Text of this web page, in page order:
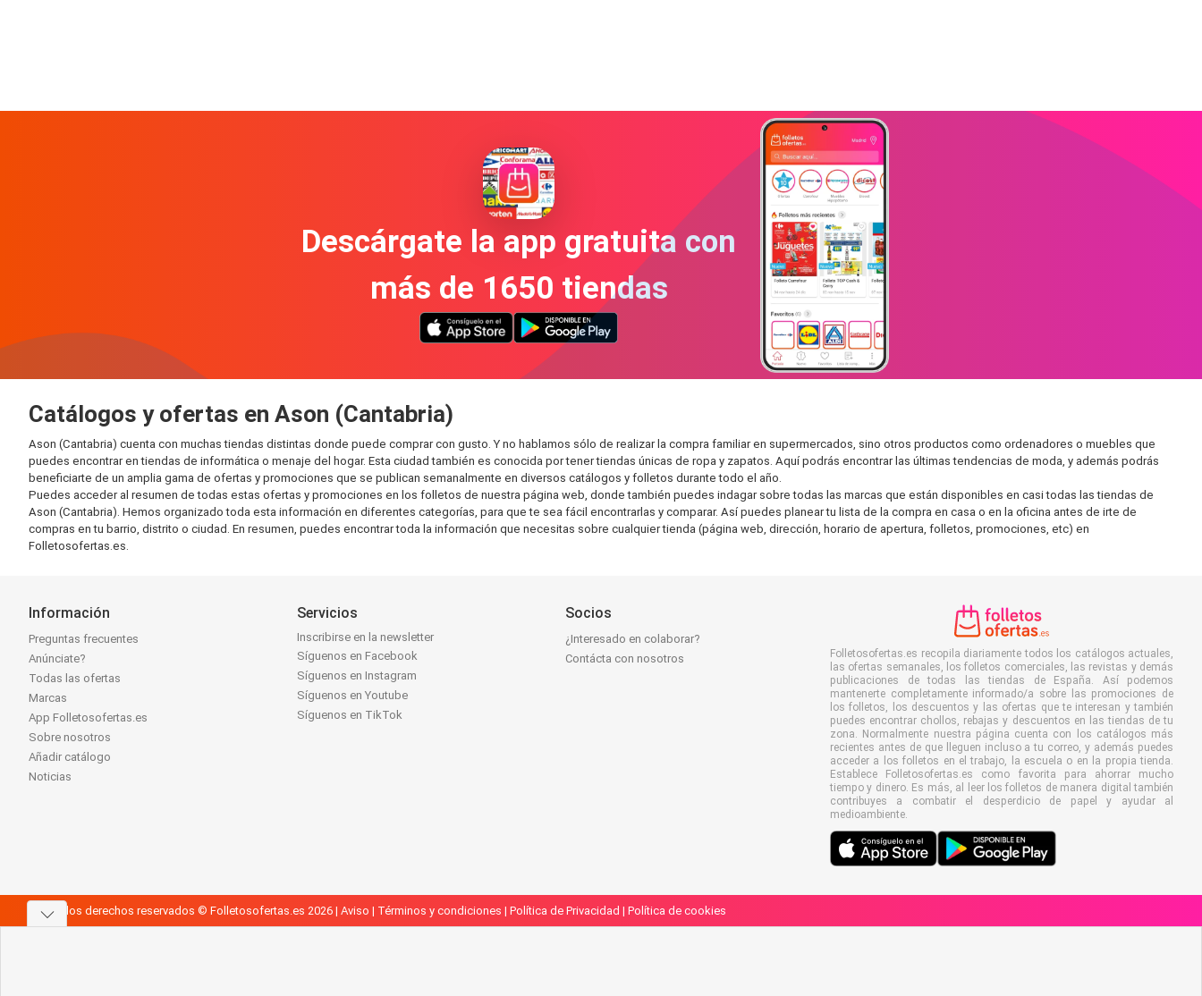
Descárgate la app gratuita con
más de 1650 tiendas
Catálogos y ofertas en Ason (Cantabria)
Ason (Cantabria) cuenta con muchas tiendas distintas donde puede comprar con gusto. Y no hablamos sólo de realizar la compra familiar en supermercados, sino otros productos como ordenadores o muebles que
puedes encontrar en tiendas de informática o menaje del hogar. Esta ciudad también es conocida por tener tiendas únicas de ropa y zapatos. Aquí podrás encontrar las últimas tendencias de moda, y además podrás
beneficiarte de un amplia gama de ofertas y promociones que se publican semanalmente en diversos catálogos y folletos durante todo el año.
Puedes acceder al resumen de todas estas ofertas y promociones en los folletos de nuestra página web, donde también puedes indagar sobre todas las marcas que están disponibles en casi todas las tiendas de
Ason (Cantabria). Hemos organizado toda esta información en diferentes categorías, para que te sea fácil encontrarlas y comparar. Así puedes planear tu lista de la compra en casa o en la oficina antes de irte de
compras en tu barrio, distrito o ciudad. En resumen, puedes encontrar toda la información que necesitas sobre cualquier tienda (página web, dirección, horario de apertura, folletos, promociones, etc) en
Folletosofertas.es.
Información
Preguntas frecuentes
Anúnciate?
Todas las ofertas
Marcas
App Folletosofertas.es
Sobre nosotros
Añadir catálogo
Noticias
Servicios
Inscribirse en la newsletter
Síguenos en Facebook
Síguenos en Instagram
Síguenos en Youtube
Síguenos en TikTok
Socios
¿Interesado en colaborar?
Contácta con nosotros
Folletosofertas.es recopila diariamente todos los catálogos actuales,
las ofertas semanales, los folletos comerciales, las revistas y demás
publicaciones de todas las tiendas de España. Así podemos
mantenerte completamente informado/a sobre las promociones de
los folletos, los descuentos y las ofertas que te interesan y también
puedes encontrar chollos, rebajas y descuentos en las tiendas de tu
zona. Normalmente nuestra página cuenta con los catálogos más
recientes antes de que lleguen incluso a tu correo, y además puedes
acceder a los folletos en el trabajo, la escuela o en la propia tienda.
Establece Folletosofertas.es como favorita para ahorrar mucho
tiempo y dinero. Es más, al leer los folletos de manera digital también
contribuyes a combatir el desperdicio de papel y ayudar al
medioambiente.
Todos los derechos reservados © Folletosofertas.es 2026 | Aviso | Términos y condiciones | Política de Privacidad | Política de cookies